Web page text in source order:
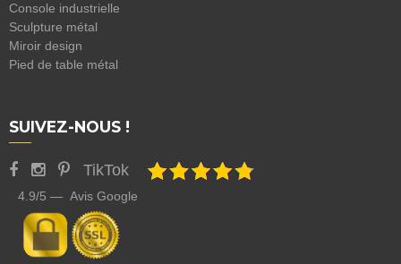
Console industrielle
Sculpture métal
Miroir design
Pied de table métal
SUIVEZ-NOUS !
TikTok
4.9/5 — Avis Google